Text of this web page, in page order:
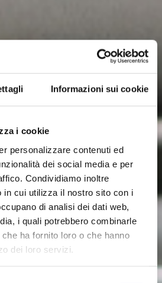
Informazioni sui cookie
i cookie
personalizzare contenuti ed
dei social media e per
Condividiamo inoltre
in cui utilizza il nostro sito con i
di analisi dei dati web,
i quali potrebbero combinarle
ha fornito loro o che hanno
dei loro servizi.
stato progettato per la
di spessore, peso e densità (se
con la bilancia di
TM200 consiste in una robusta
la struttura,
viene installata attorno